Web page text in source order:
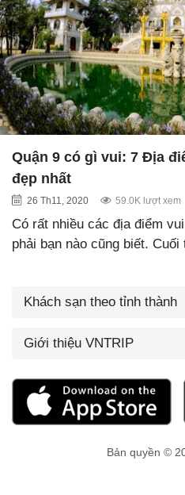
Quận 9 có gì vui: 7 Địa
đẹp nhất
26 Th11, 2020 59.0K lượt xem
Có rất nhiều các địa điểm
phải bạn nào cũng biết.
Khách sạn theo tỉnh thành
Giới thiệu VNTRIP
Bản quyền ©